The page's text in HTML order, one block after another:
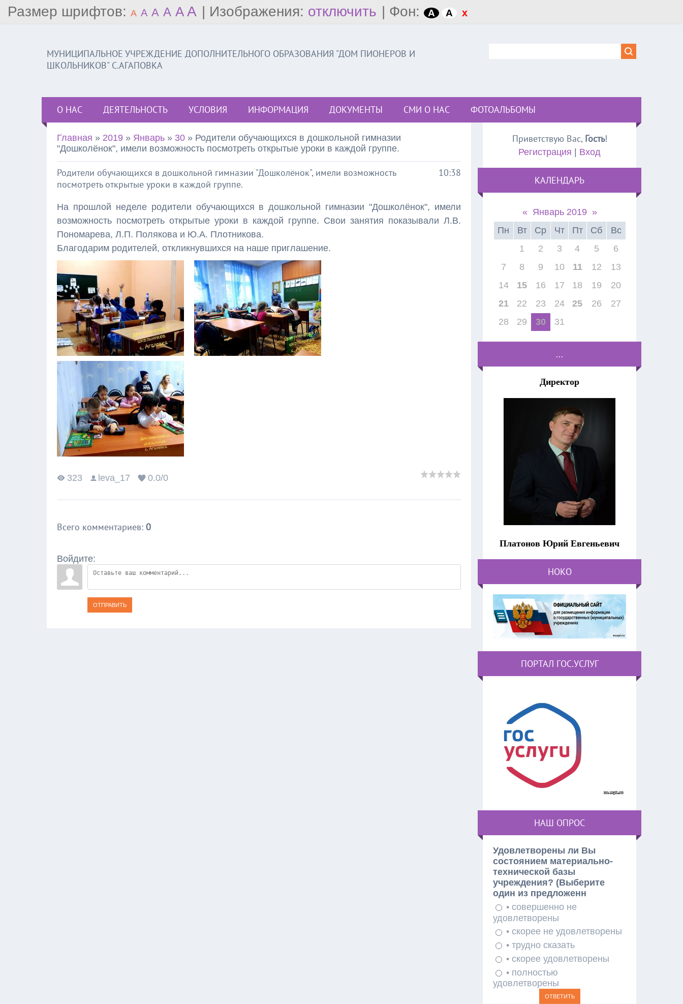
Размер шрифтов: A A A A A A | Изображения: отключить | Фон: A A x
МУНИЦИПАЛЬНОЕ УЧРЕЖДЕНИЕ ДОПОЛНИТЕЛЬНОГО ОБРАЗОВАНИЯ "ДОМ ПИОНЕРОВ И
ШКОЛЬНИКОВ" С.АГАПОВКА
О НАС ДЕЯТЕЛЬНОСТЬ УСЛОВИЯ ИНФОРМАЦИЯ ДОКУМЕНТЫ СМИ О НАС ФОТОАЛЬБОМЫ
Главная » 2019 » Январь » 30 » Родители обучающихся в дошкольной гимназии
"Дошколёнок", имели возможность посмотреть открытые уроки в каждой группе.
10:38
Родители обучающихся в дошкольной гимназии "Дошколёнок", имели возможность
посмотреть открытые уроки в каждой группе.
На прошлой неделе родители обучающихся в дошкольной гимназии "Дошколёнок", имели
возможность посмотреть открытые уроки в каждой группе. Свои занятия показывали Л.В.
Пономарева, Л.П. Полякова и Ю.А. Плотникова.
Благодарим родителей, откликнувшихся на наше приглашение.
323 leva_17 0.0/0
Всего комментариев: 0
Войдите:
ОТПРАВИТЬ
Приветствую Вас, Гость!
Регистрация Вход
КАЛЕНДАРЬ
« Январь 2019 »
Пн
Вт Ср Чт Пт Сб
Вс
1
2 3 4 5
6
7
8 9 10 11 12
13
14
15 16 17 18 19
20
21
22 23 24 25 26
27
28
29 30 31
...
Директор
Платонов Юрий Евгеньевич
НОКО
ПОРТАЛ ГОС.УСЛУГ
НАШ ОПРОС
Удовлетворены ли Вы
состоянием материально-
технической базы
учреждения? (Выберите
один из предложенн
• совершенно не
удовлетворены
• скорее не удовлетворены
• трудно сказать
• скорее удовлетворены
• полностью
удовлетворены